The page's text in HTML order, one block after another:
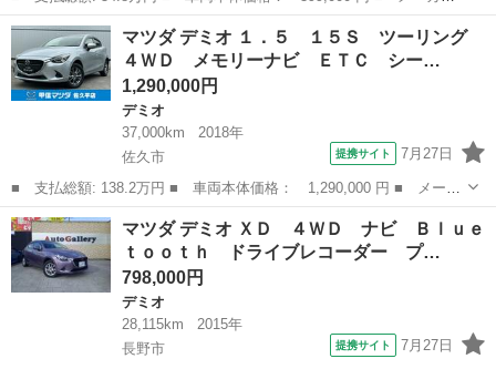
名： マツダ ■ 車種名： デミオ ■ グレード名： ＸＤツーリン
グ ディーゼルターボ スマートブレーキサポート 誤発進抑制 マ
ツダコネクト...
新潟 燕市 デミオ
マツダ デミオ １．５ １５Ｓ ツーリング
４ＷＤ メモリーナビ ＥＴＣ シー…
1,290,000円
デミオ
37,000km
2018年
佐久市
提携サイト 7月27日
■ 支払総額: 138.2万円 ■ 車両本体価格： 1,290,000 円 ■ メーカ
ー名： マツダ ■ 車種名： デミオ ■ グレード名： １．５ １
５Ｓ ツーリング ４ＷＤ メモリーナビ ＥＴＣ シートヒーター
■ 排...
長野 佐久市 デミオ
マツダ デミオ ＸＤ ４ＷＤ ナビ Ｂｌｕｅ
ｔｏｏｔｈ ドライブレコーダー プ…
798,000円
デミオ
28,115km
2015年
長野市
提携サイト 7月27日